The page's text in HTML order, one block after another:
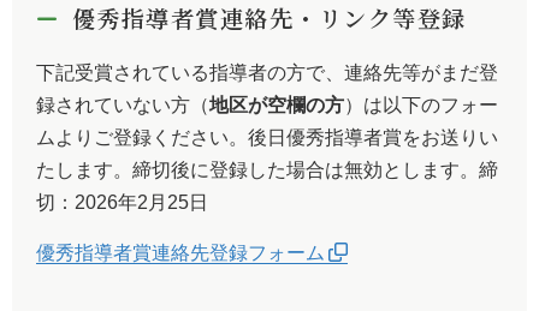
優秀指導者賞連絡先・リンク等登録
下記受賞されている指導者の方で、連絡先等がまだ登
録されていない方（地区が空欄の方）は以下のフォー
ムよりご登録ください。後日優秀指導者賞をお送りい
たします。締切後に登録した場合は無効とします。締
切：2026年2月25日
優秀指導者賞連絡先登録フォーム